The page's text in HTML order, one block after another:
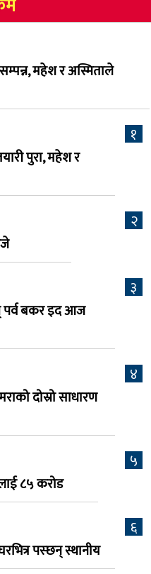
न्यौपाने बिजयी
नेप्लिज सोसाइटि अफ
श्रावण ६, बुधबार
कामना खबर पत्रिका
क्यालगरी नेपाली मेला
श्रावण २, शनिबार
क्यालगरी नेपाली मेलाको
बेजोड प्रस्तुती रहने
महेश र अस्मिताले
१
पुरा, महेश र
२
३
पर्व बकर इद आज
४
दोस्रो साधारण
५
८५ करोड
६
पस्छन् स्थानीय